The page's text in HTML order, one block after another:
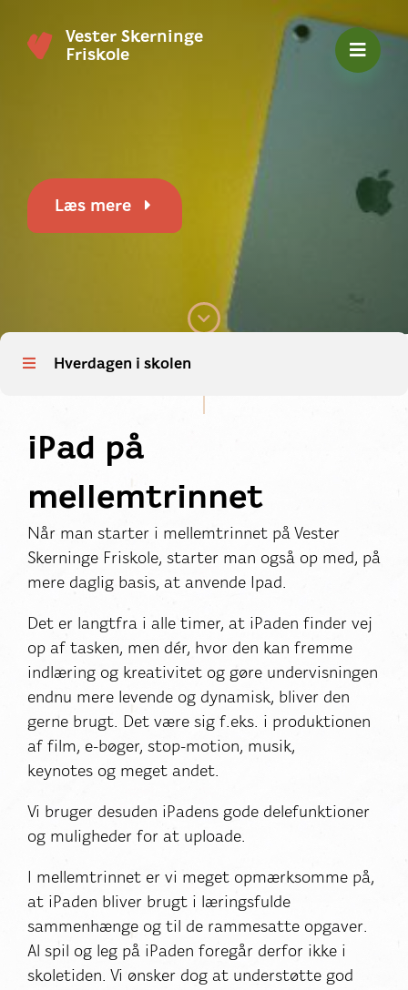
Vester Skerninge
Friskole
Læs mere
Hverdagen i skolen
iPad på
mellemtrinnet
Når man starter i mellemtrinnet på Vester
Skerninge Friskole, starter man også op med, på
mere daglig basis, at anvende Ipad.
Det er langtfra i alle timer, at iPaden finder vej
op af tasken, men dér, hvor den kan fremme
indlæring og kreativitet og gøre undervisningen
endnu mere levende og dynamisk, bliver den
gerne brugt. Det være sig f.eks. i produktionen
af film, e-bøger, stop-motion, musik,
keynotes og meget andet.
Vi bruger desuden iPadens gode delefunktioner
og muligheder for at uploade.
I mellemtrinnet er vi meget opmærksomme på,
at iPaden bliver brugt i læringsfulde
sammenhænge og til de rammesatte opgaver.
Al spil og leg på iPaden foregår derfor ikke i
skoletiden. Vi ønsker dog at understøtte god